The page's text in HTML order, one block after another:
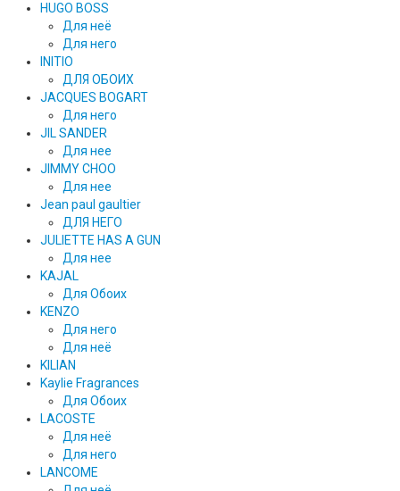
HUGO BOSS
Для неё
Для него
INITIO
ДЛЯ ОБОИХ
JACQUES BOGART
Для него
JIL SANDER
Для нее
JIMMY CHOO
Для нее
Jean paul gaultier
ДЛЯ НЕГО
JULIETTE HAS A GUN
Для нее
KAJAL
Для Обоих
KENZO
Для него
Для неё
KILIAN
Kaylie Fragrances
Для Обоих
LACOSTE
Для неё
Для него
LANCOME